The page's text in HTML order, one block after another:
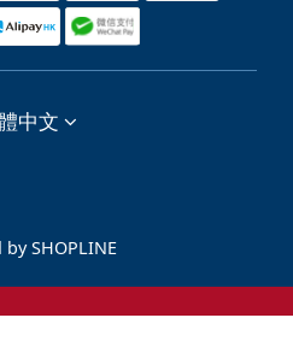
中文
SHOPLINE